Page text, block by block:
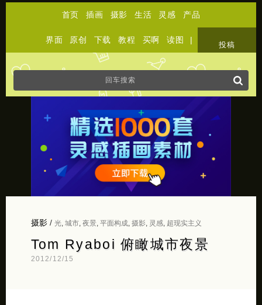
首页 插画 摄影 生活 灵感 产品
界面 原创 下载 教程 买啊 读图 |
投稿
摄影/ 光, 城市, 夜景, 平面构成, 摄影, 灵感, 超现实主义
Tom Ryaboi 俯瞰城市夜景
2012/12/15